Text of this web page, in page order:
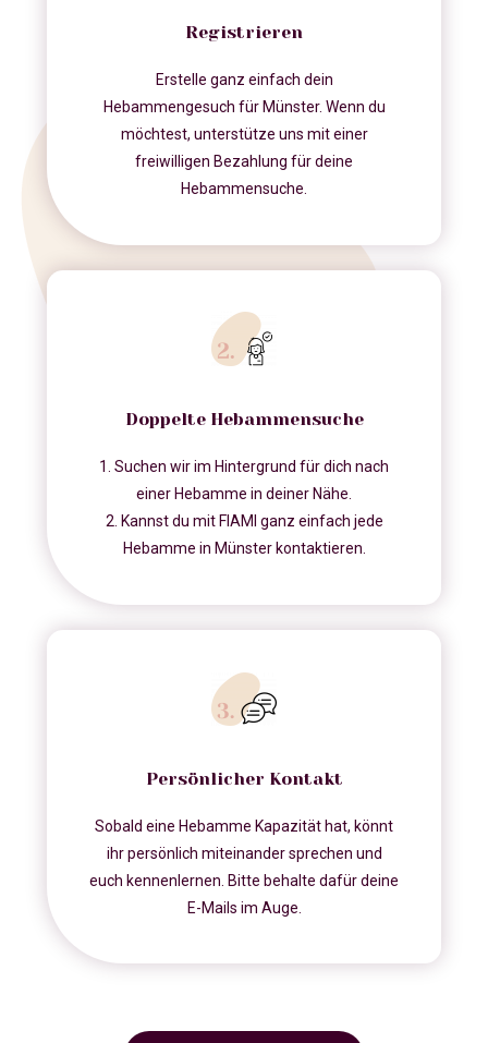
Registrieren
Erstelle ganz einfach dein
Hebammengesuch für Münster. Wenn du
möchtest, unterstütze uns mit einer
freiwilligen Bezahlung für deine
Hebammensuche.
Doppelte Hebammensuche
1. Suchen wir im Hintergrund für dich nach
einer Hebamme in deiner Nähe.
2. Kannst du mit FIAMI ganz einfach jede
Hebamme in Münster kontaktieren.
Persönlicher Kontakt
Sobald eine Hebamme Kapazität hat, könnt
ihr persönlich miteinander sprechen und
euch kennenlernen. Bitte behalte dafür deine
E-Mails im Auge.